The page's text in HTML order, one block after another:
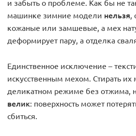
и забыть о проблеме. Как бы не
машинке зимние модели нельзя
кожаные или замшевые, а мех
деформирует пару, а отделка
Единственное исключение –
искусственным мехом. Стирать их
деликатном режиме без отжима,
велик: поверхность может
сбиться.